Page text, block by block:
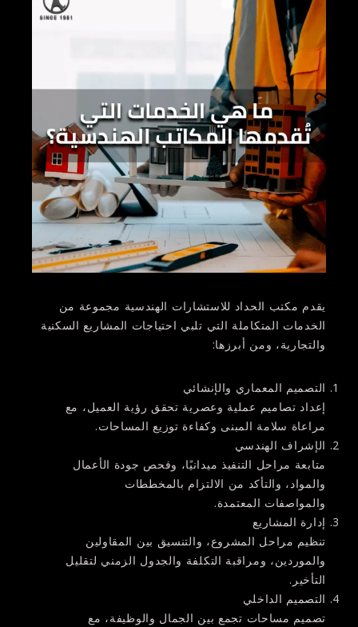
يقدم مكتب الحداد للاستشارات الهندسية مجموعة من
الخدمات المتكاملة التي تلبي احتياجات المشاريع السكنية
والتجارية، ومن أبرزها:
التصميم المعماري والإنشائي
إعداد تصاميم عملية وعصرية تحقق رؤية العميل، مع
مراعاة سلامة المبنى وكفاءة توزيع المساحات.
الإشراف الهندسي
متابعة مراحل التنفيذ ميدانيًا، وفحص جودة الأعمال
والمواد، والتأكد من الالتزام بالمخططات
والمواصفات المعتمدة.
إدارة المشاريع
تنظيم مراحل المشروع، والتنسيق بين المقاولين
والموردين، ومراقبة التكلفة والجدول الزمني لتقليل
التأخير.
التصميم الداخلي
تصميم مساحات تجمع بين الجمال والوظيفة، مع